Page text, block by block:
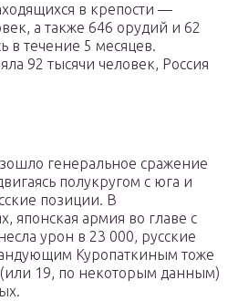
в крепости —
а также 646 орудий и 62
в течение 5 месяцев.
92 тысячи человек, Россия
генеральное сражение
полукругом с юга и
позиции. В
японская армия во главе с
урон в 23 000, русские
Куропаткиным тоже
19, по некоторым данным)